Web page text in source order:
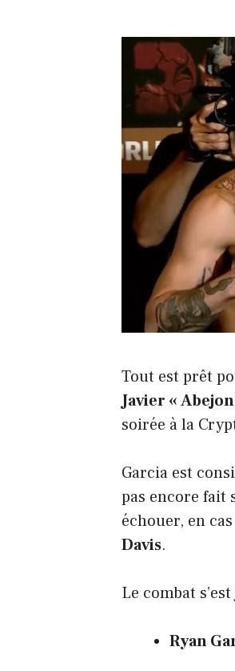
Tout est prêt
Javier «
soirée à la
Garcia est
pas encore fait
échouer, en
Davis.
Le combat
Ryan